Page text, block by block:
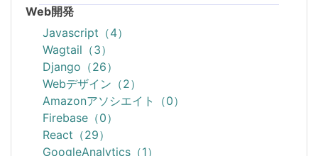
Web開発
Javascript（4）
Wagtail（3）
Django（26）
Webデザイン（2）
Amazonアソシエイト（0）
Firebase（0）
React（29）
GoogleAnalytics（1）